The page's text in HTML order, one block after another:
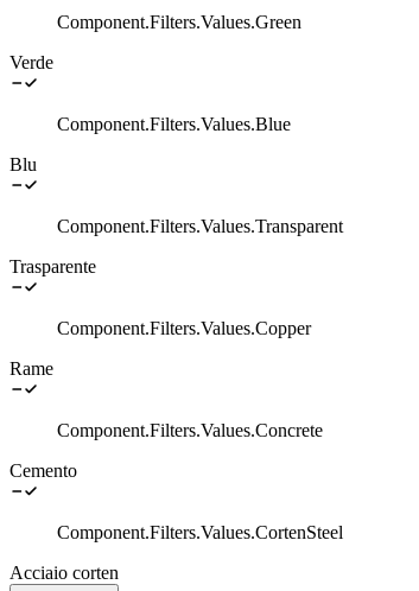
Component.Filters.Values.Green
Verde
Component.Filters.Values.Blue
Blu
Component.Filters.Values.Transparent
Trasparente
Component.Filters.Values.Copper
Rame
Component.Filters.Values.Concrete
Cemento
Component.Filters.Values.CortenSteel
Acciaio corten